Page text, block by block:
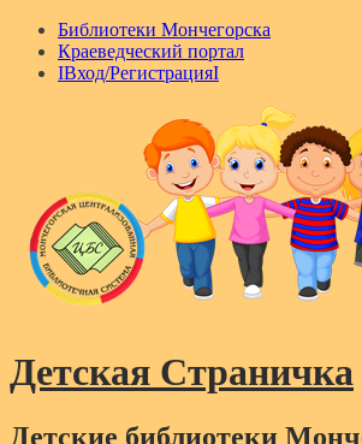
Библиотеки Мончегорска
Краеведческий портал
IВход/РегистрацияI
Детская Страничка
Детские библиотеки